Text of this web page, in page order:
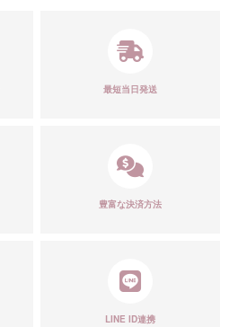
最短当日発送
豊富な決済方法
LINE ID連携